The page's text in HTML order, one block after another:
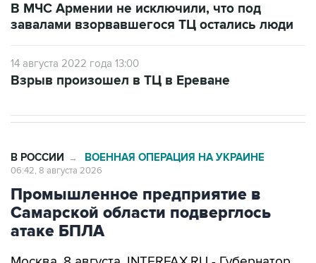
В МЧС Армении не исключили, что под
завалами взорвавшегося ТЦ остались люди
14 августа 2022 года 13:00
Взрыв произошел в ТЦ в Ереване
В РОССИИ → ВОЕННАЯ ОПЕРАЦИЯ НА УКРАИНЕ
06:42, 8 августа 2026
Промышленное предприятие в
Самарской области подверглось
атаке БПЛА